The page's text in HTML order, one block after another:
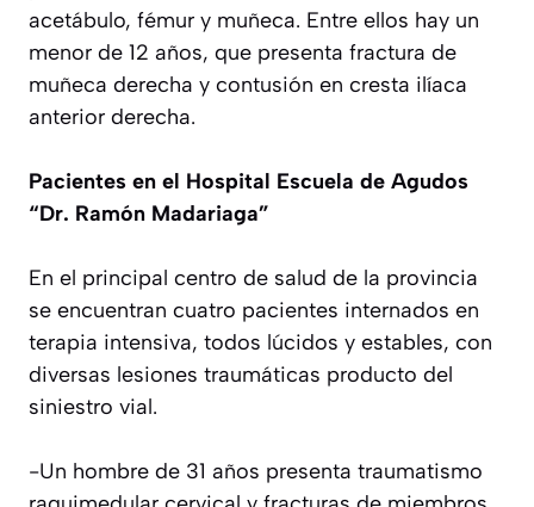
acetábulo, fémur y muñeca. Entre ellos hay un
menor de 12 años, que presenta fractura de
muñeca derecha y contusión en cresta ilíaca
anterior derecha.
Pacientes en el Hospital Escuela de Agudos
“Dr. Ramón Madariaga”
En el principal centro de salud de la provincia
se encuentran cuatro pacientes internados en
terapia intensiva, todos lúcidos y estables, con
diversas lesiones traumáticas producto del
siniestro vial.
-Un hombre de 31 años presenta traumatismo